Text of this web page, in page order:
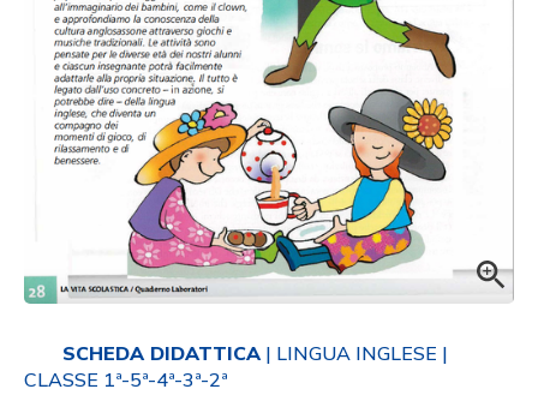
SCHEDA DIDATTICA| LINGUA INGLESE |
CLASSE 1ª-5ª-4ª-3ª-2ª